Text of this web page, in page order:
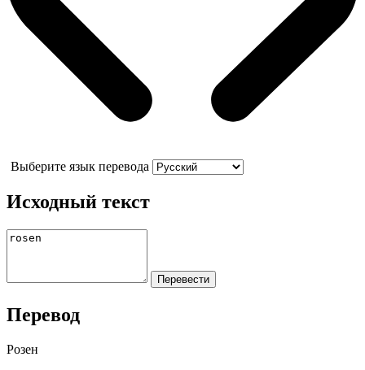
Выберите язык перевода
Исходный текст
Перевод
Розен